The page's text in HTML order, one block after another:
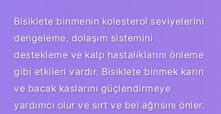
Bisiklete binmenin kolesterol seviyelerini
dengeleme, dolaşım sistemini
destekleme ve kalp hastalıklarını önleme
gibi etkileri vardır. Bisiklete binmek karın
ve bacak kaslarını güçlendirmeye
yardımcı olur ve sırt ve bel ağrısını önler.